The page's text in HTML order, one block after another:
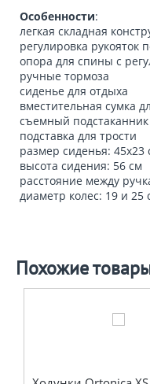
Особенности:
легкая складная
регулировка рукояток
опора для спины с
ручные тормоза
сиденье для отдыха
вместительная сумка
съемный подстаканник
подставка для трости
размер сиденья: 45х23
высота сидения: 56 см
расстояние между
диаметр колес: 19 и 25
Похожие